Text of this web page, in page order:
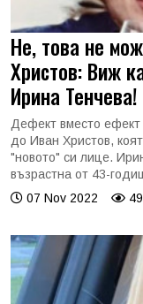
Не, това не
Христов: Виж
Ирина
Дефект вместо
до Иван Христов,
"новото" си лице.
възрастна от 43-
07 Nov 2022